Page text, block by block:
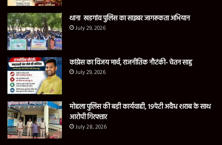
थाना खडगांव पुलिस का साइबर जागरूकता अभियान
July 29, 2026
कांग्रेस का विजय मार्च, राजनीतिक नौटंकी- चेतन साहु
July 29, 2026
मोहला पुलिस की बड़ी कार्यवाही, 19पेटी अवैध शराब के साथ
आरोपी गिरफ्तार
July 28, 2026